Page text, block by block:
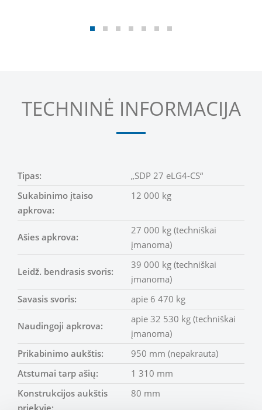
TECHNINĖ INFORMACIJA
Tipas:
„SDP 27 eLG4-CS“
Sukabinimo įtaiso
apkrova:
12 000 kg
Ašies apkrova:
27 000 kg (techniškai
įmanoma)
Leidž. bendrasis svoris:
39 000 kg (techniškai
įmanoma)
Savasis svoris:
apie 6 470 kg
Naudingoji apkrova:
apie 32 530 kg (techniškai
įmanoma)
Prikabinimo aukštis:
950 mm (nepakrauta)
Atstumai tarp ašių:
1 310 mm
Konstrukcijos aukštis
80 mm